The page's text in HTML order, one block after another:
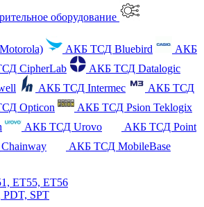
оборудование
АКБ ТСД Bluebird
АКБ
CipherLab
АКБ ТСД Datalogic
АКБ ТСД Intermec
АКБ ТСД
Opticon
АКБ ТСД Psion Teklogix
АКБ ТСД Urovo
АКБ ТСД Point
АКБ ТСД MobileBase
ET55, ET56
SPT